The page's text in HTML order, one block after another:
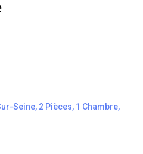
Seine, 2 Pièces, 1 Chambre,